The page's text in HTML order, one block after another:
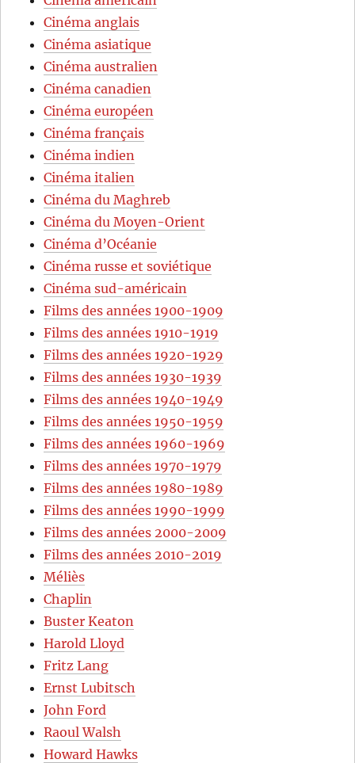
Cinéma anglais
Cinéma asiatique
Cinéma australien
Cinéma canadien
Cinéma européen
Cinéma français
Cinéma indien
Cinéma italien
Cinéma du Maghreb
Cinéma du Moyen-Orient
Cinéma d’Océanie
Cinéma russe et soviétique
Cinéma sud-américain
Films des années 1900-1909
Films des années 1910-1919
Films des années 1920-1929
Films des années 1930-1939
Films des années 1940-1949
Films des années 1950-1959
Films des années 1960-1969
Films des années 1970-1979
Films des années 1980-1989
Films des années 1990-1999
Films des années 2000-2009
Films des années 2010-2019
Méliès
Chaplin
Buster Keaton
Harold Lloyd
Fritz Lang
Ernst Lubitsch
John Ford
Raoul Walsh
Howard Hawks